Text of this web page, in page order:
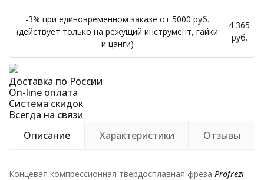
-3% при единовременном заказе от 5000 руб.
(действует только на режущий инструмент, гайки
и цанги)
4 365
руб.
Доставка по России
On-line оплата
Система скидок
Всегда на связи
Описание
Характеристики Отзывы
Концевая компрессионная твердосплавная фреза Profrezi